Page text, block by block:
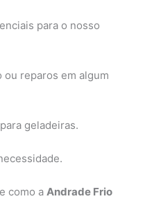
para o nosso
ou reparos em algum
geladeiras.
como a Andrade Frio